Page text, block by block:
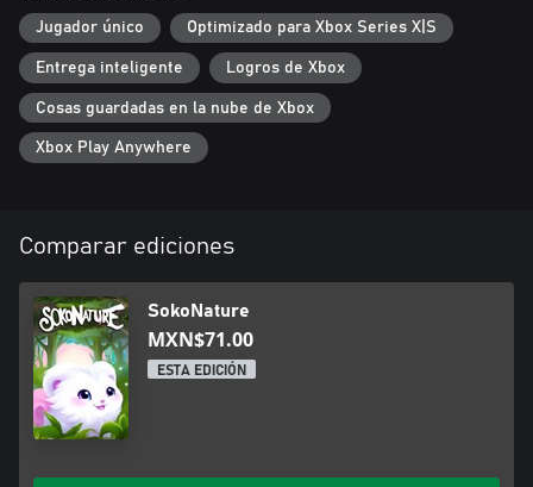
Jugador único Optimizado para Xbox Series X|S
Entrega inteligente Logros de Xbox
Cosas guardadas en la nube de Xbox
Xbox Play Anywhere
Comparar ediciones
SokoNature
MXN$71.00
ESTA EDICIÓN